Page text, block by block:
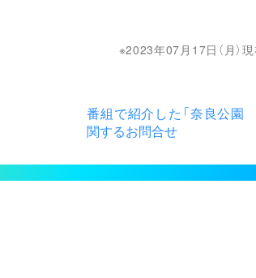
2023年07月17日（月）
番組で紹介した「奈良公園
関するお問合せ